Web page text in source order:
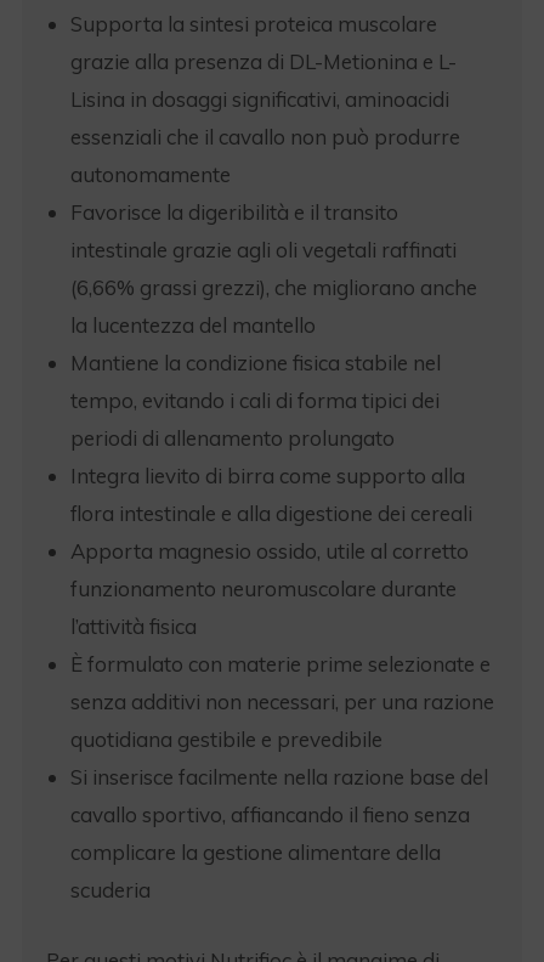
Supporta la sintesi proteica muscolare
grazie alla presenza di DL-Metionina e L-
Lisina in dosaggi significativi, aminoacidi
essenziali che il cavallo non può produrre
autonomamente
Favorisce la digeribilità e il transito
intestinale grazie agli oli vegetali raffinati
(6,66% grassi grezzi), che migliorano anche
la lucentezza del mantello
Mantiene la condizione fisica stabile nel
tempo, evitando i cali di forma tipici dei
periodi di allenamento prolungato
Integra lievito di birra come supporto alla
flora intestinale e alla digestione dei cereali
Apporta magnesio ossido, utile al corretto
funzionamento neuromuscolare durante
l’attività fisica
È formulato con materie prime selezionate e
senza additivi non necessari, per una razione
quotidiana gestibile e prevedibile
Si inserisce facilmente nella razione base del
cavallo sportivo, affiancando il fieno senza
complicare la gestione alimentare della
scuderia